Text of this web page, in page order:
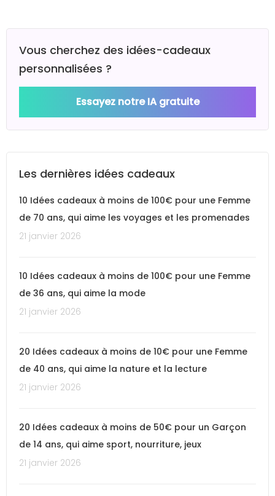
Vous cherchez des idées-cadeaux
personnalisées ?
Essayez notre IA gratuite
Les dernières idées cadeaux
10 Idées cadeaux à moins de 100€ pour une Femme
de 70 ans, qui aime les voyages et les promenades
21 janvier 2026
10 Idées cadeaux à moins de 100€ pour une Femme
de 36 ans, qui aime la mode
21 janvier 2026
20 Idées cadeaux à moins de 10€ pour une Femme
de 40 ans, qui aime la nature et la lecture
21 janvier 2026
20 Idées cadeaux à moins de 50€ pour un Garçon
de 14 ans, qui aime sport, nourriture, jeux
21 janvier 2026